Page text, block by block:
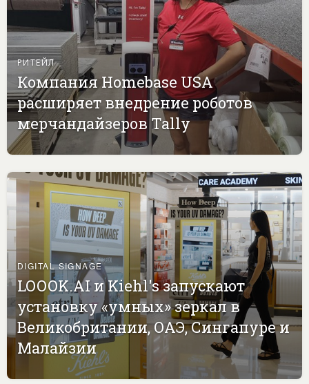
РИТЕЙЛ
Компания Homebase USA
расширяет внедрение роботов
мерчандайзеров Tally
DIGITAL SIGNAGE
LOOOK.AI и Kiehl's запускают
установку «умных» зеркал в
Великобритании, ОАЭ, Сингапуре и
Малайзии